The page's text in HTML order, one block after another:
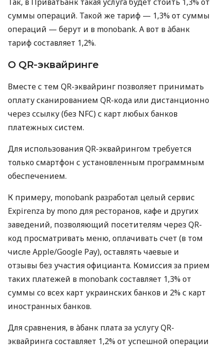
суммы операций. Такой же тариф — 1,3% от суммы
операций — берут и в monobank. А вот в àбанк
тариф составляет 1,2%.
О QR-эквайринге
Вместе с тем QR-эквайринг позволяет принимать
оплату сканированием QR-кода или дистанционно
через ссылку (без NFC) с карт любых банков
платежных систем.
Для использования QR-эквайрингом требуется
только смартфон с установленным программным
обеспечением.
К примеру, monobank разработал целый сервис
Expirenza by mono для ресторанов, кафе и других
заведений, позволяющий посетителям через QR-
код просматривать меню, оплачивать счет (в том
числе Apple/Google Pay), оставлять чаевые и
отзывы без участия официанта. Комиссия за прием
таких платежей в monobank составляет 1,3% от
суммы со всех карт украинских банков и 2% с карт
иностранных банков.
Для сравнения, в àбанк плата за услугу QR-
эквайринга составляет 1,2% от успешной операции